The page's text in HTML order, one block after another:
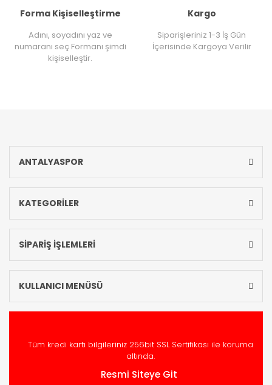
Forma Kişiselleştirme
Adını, soyadını yaz ve
numaranı seç Formanı şimdi
kişiselleştir.
Kargo
Siparişleriniz 1-3 İş Gün
İçerisinde Kargoya Verilir
ANTALYASPOR
KATEGORİLER
SİPARİŞ İŞLEMLERİ
KULLANICI MENÜSÜ
Tüm kredi kartı bilgileriniz 256bit SSL Sertifikası ile koruma
altında.
Resmi Siteye Git